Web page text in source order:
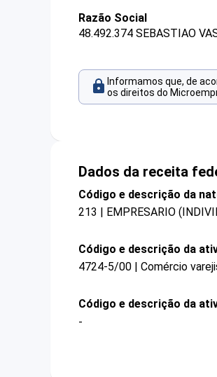
Razão Social
48.492.374 SEBASTIAO
Informamos que, de
os direitos do
Dados da receita
Código e descrição da
213 | EMPRESARIO
Código e descrição da
4724-5/00 | Comércio
Código e descrição da
-